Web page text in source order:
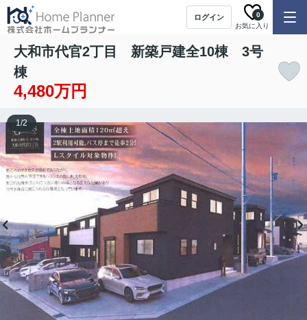
ログイン
お気に入り
0
大和市代官2丁目 新築戸建全10棟 3号
棟
4,480万円
1/2